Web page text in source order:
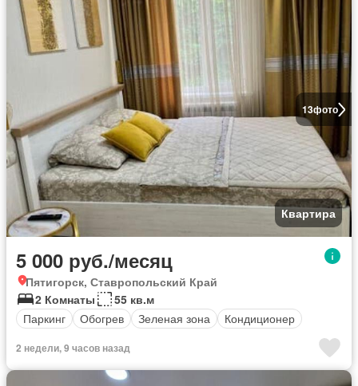
13фото
Квартира
5 000 руб./месяц
Пятигорск, Ставропольский Край
2 Комнаты
55 кв.м
Паркинг
Обогрев Зеленая зона Кондиционер
2 недели, 9 часов назад